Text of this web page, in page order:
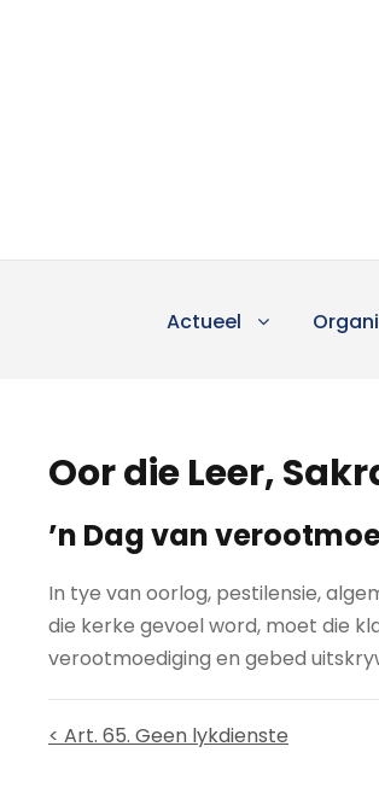
Actueel
Oor die Leer,
’n Dag van
In tye van oorlog, pestilensie,
die kerke gevoel word, moet die
verootmoediging en gebed
< Art. 65. Geen lykdienste